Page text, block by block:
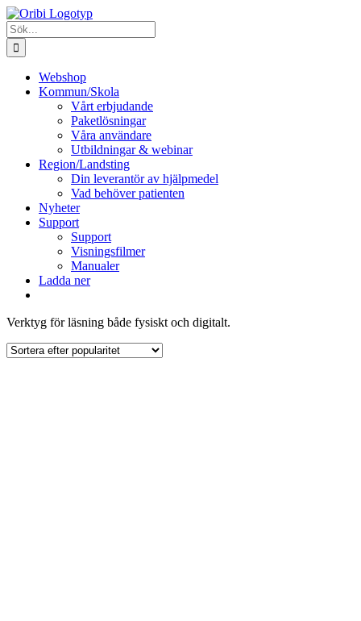
Fortsätt
till
innehållet
Sök
efter:
Webshop
Kommun/Skola
Vårt erbjudande
Paketlösningar
Våra användare
Utbildningar & webinar
Region/Landsting
Din leverantör av hjälpmedel
Vad behöver patienten
Nyheter
Support
Support
Visningsfilmer
Manualer
Ladda ner
Verktyg för läsning både fysiskt och digitalt.